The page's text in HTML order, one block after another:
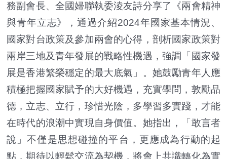
務副會長、全國婦聯執委淩友詩分享了《兩會精神
與青年立志》，通過介紹2024年國家基本情況、
國家對台政策及參加兩會的心得，剖析國家政策對
兩岸三地及青年發展的戰略性機遇，強調「國家發
展是香港繁榮穩定的最大底氣」。她鼓勵青年人應
積極把握國家賦予的大好機遇，充實學問，敦勵品
德，立志、立行，珍惜光陰，多學習多實踐，才能
在時代的浪潮中實現自身價值。她指出，「敢言者
說」不僅是思想碰撞的平台，更應成為行動的起
點，期待以輕鬆交流為契機，將會上共識轉化為實